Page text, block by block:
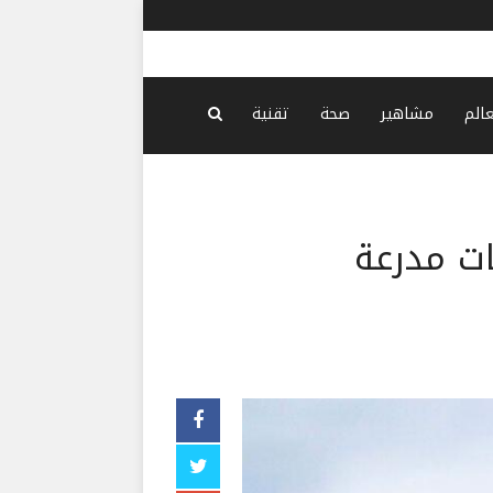
مشاهير صحة تقنية
تدمير 5 آليات مدرعة